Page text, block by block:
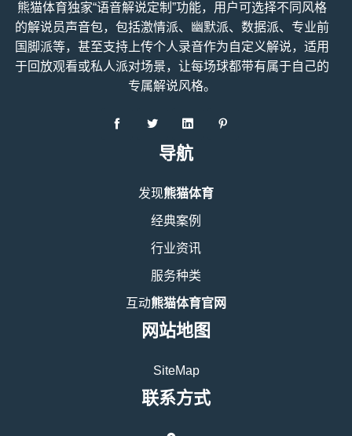
熊猫体育独家“语音解说定制”功能，用户可选择不同风格
的解说员声音包，包括激情派、幽默派、数据派、专业前
国脚派等，甚至支持上传个人录音作为自定义解说，适用
于回放观看或私人派对场景，让每场球都带有属于自己的
专属解说风格。
导航
发现熊猫体育
经典案例
行业资讯
服务种类
互动熊猫体育官网
网站地图
SiteMap
联系方式